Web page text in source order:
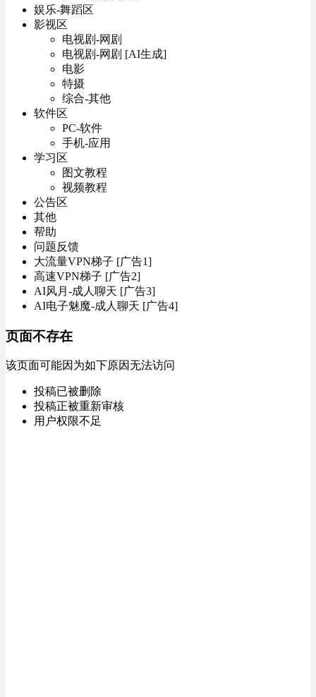
娱乐-舞蹈区
影视区
电视剧-网剧
电视剧-网剧 [AI生成]
电影
特摄
综合-其他
软件区
PC-软件
手机-应用
学习区
图文教程
视频教程
公告区
其他
帮助
问题反馈
大流量VPN梯子 [广告1]
高速VPN梯子 [广告2]
AI风月-成人聊天 [广告3]
AI电子魅魔-成人聊天 [广告4]
页面不存在
该页面可能因为如下原因无法访问
投稿已被删除
投稿正被重新审核
用户权限不足